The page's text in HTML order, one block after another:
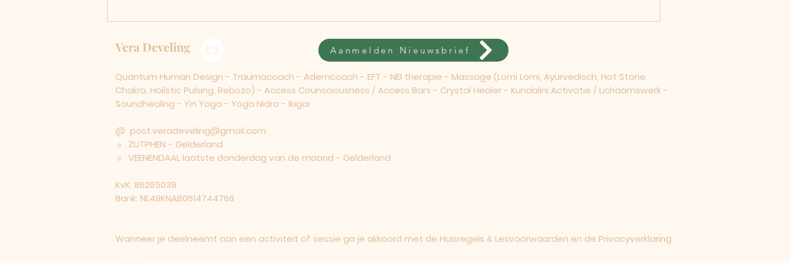
Vera Develing
Quantum Human Design - Traumacoach - Ademcoach - EFT - NEI therapie - Massage (Lomi Lomi, Ayurvedisch, Hot Stone,
Chakra, Holistic Pulsing, Rebozo) - Access Counsciousness / Access Bars - Crystal Healer - Kundalini Activatie / Lichaamswerk -
Soundhealing - Yin Yoga - Yoga Nidra - Ikigai
@ post.veradeveling@gmail.com
☼ ZUTPHEN - Gelderland
☼ VEENENDAAL laatste donderdag van de maand - Gelderland
KvK: 86295039
Bank: NL49KNAB0614744768
Wanneer je deelneemt aan een activiteit of sessie ga je akkoord met de Huisregels & Lesvoorwaarden en de Privacyverklaring.
Aanmelden Nieuwsbrief